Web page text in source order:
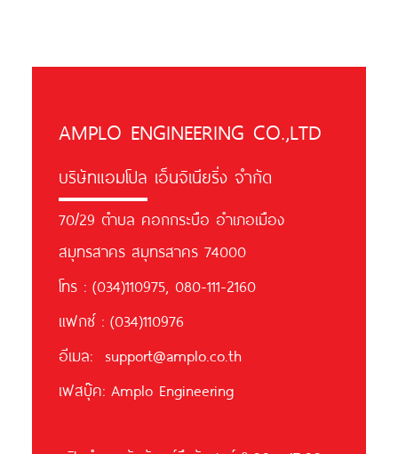
AMPLO ENGINEERING CO.,LTD
บริษัทแอมโปล เอ็นจิเนียริ่ง จำกัด
70/29 ตำบล คอกกระบือ อำเภอเมือง
สมุทรสาคร สมุทรสาคร 74000
โทร :(034)110975, 080-111-2160
แฟกซ์ : (034)110976
อีเมล: support@amplo.co.th
เฟสบุ๊ค:Amplo Engineering